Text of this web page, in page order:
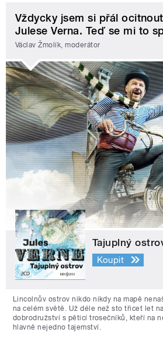
Vždycky jsem si přál
Julese Verna. Teď se mi to
Václav Žmolík, moderátor
Tajuplný
Koupit
Lincolnův ostrov nikdo nikdy na mapě
na celém světě. Už déle než sto třicet let
dobrodružství s pěticí trosečníků, kteří na
hlavně nejedno tajemství.